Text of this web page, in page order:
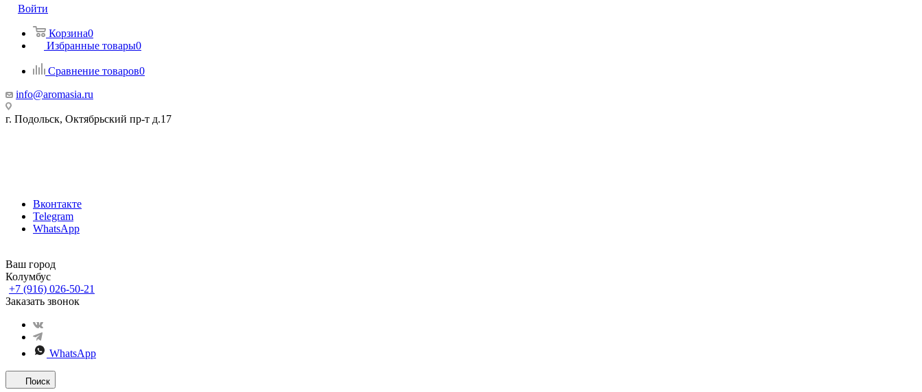
Войти
Корзина0
Избранные товары0
Сравнение товаров0
info@aromasia.ru
г. Подольск, Октябрьский пр-т д.17
Вконтакте
Telegram
WhatsApp
Ваш город
Колумбус
+7 (916) 026-50-21
Заказать звонок
WhatsApp
Поиск